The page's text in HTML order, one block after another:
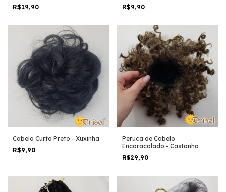
R$19,90
R$9,90
Cabelo Curto Preto - Xuxinha
R$9,90
Peruca de Cabelo
Encaracolado - Castanho
R$29,90